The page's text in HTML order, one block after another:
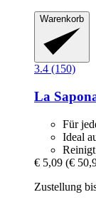
Warenkorb
3.4 (150)
La
Für
Ideal
€ 5,09 (€
Zustellung